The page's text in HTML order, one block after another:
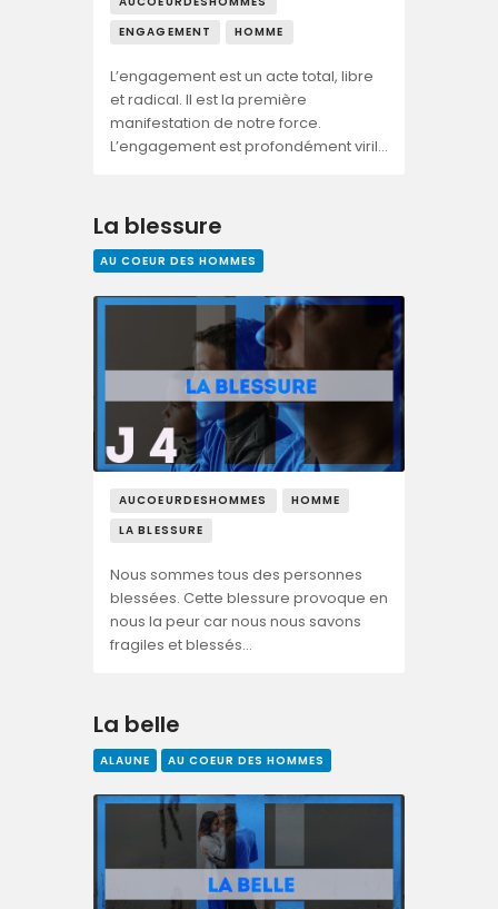
ENGAGEMENT
HOMME
L’engagement est un acte total, libre
et radical. Il est la première
manifestation de notre force.
L’engagement est profondément viril…
La blessure
AU COEUR DES HOMMES
AUCOEURDESHOMMES
HOMME
LA BLESSURE
Nous sommes tous des personnes
blessées. Cette blessure provoque en
nous la peur car nous nous savons
fragiles et blessés…
La belle
ALAUNE AU COEUR DES HOMMES